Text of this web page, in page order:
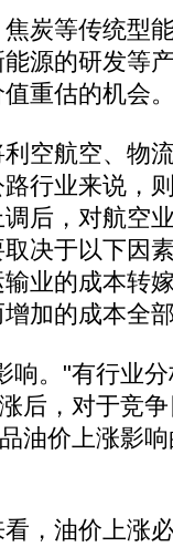
等传统型
源的研发等
重估的机会
航空、物
行业来说，
后，对航空
决于以下因
业的成本转
加的成本全
。"有行业分
后，对于竞
油价上涨影
油价上涨